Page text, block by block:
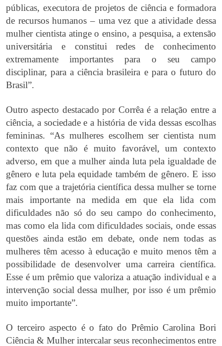
públicas, executora de projetos de ciência e formadora
de recursos humanos – uma vez que a atividade dessa
mulher cientista atinge o ensino, a pesquisa, a extensão
universitária e constitui redes de conhecimento
extremamente importantes para o seu campo
disciplinar, para a ciência brasileira e para o futuro do
Brasil”.
Outro aspecto destacado por Corrêa é a relação entre a
ciência, a sociedade e a história de vida dessas escolhas
femininas. “As mulheres escolhem ser cientista num
contexto que não é muito favorável, um contexto
adverso, em que a mulher ainda luta pela igualdade de
gênero e luta pela equidade também de gênero. E isso
faz com que a trajetória científica dessa mulher se torne
mais importante na medida em que ela lida com
dificuldades não só do seu campo do conhecimento,
mas como ela lida com dificuldades sociais, onde essas
questões ainda estão em debate, onde nem todas as
mulheres têm acesso à educação e muito menos têm a
possibilidade de desenvolver uma carreira científica.
Esse é um prêmio que valoriza a atuação individual e a
intervenção social dessa mulher, por isso é um prêmio
muito importante”.
O terceiro aspecto é o fato do Prêmio Carolina Bori
Ciência & Mulher intercalar seus reconhecimentos entre